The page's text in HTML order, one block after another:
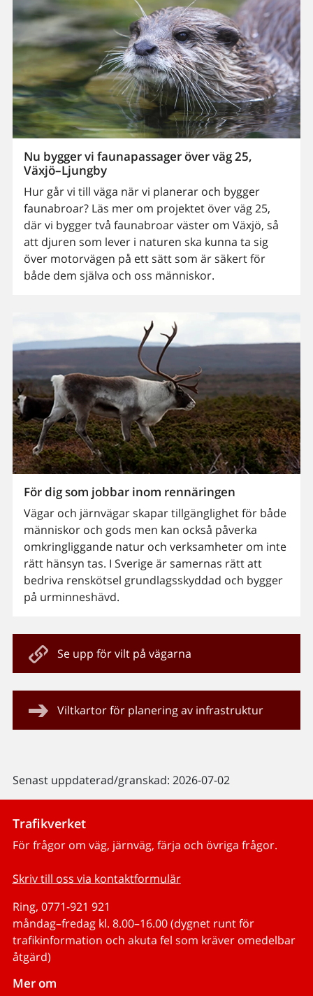
Nu bygger vi faunapassager över väg 25,
Växjö–Ljungby
Hur går vi till väga när vi planerar och bygger
faunabroar? Läs mer om projektet över väg 25,
där vi bygger två faunabroar väster om Växjö, så
att djuren som lever i naturen ska kunna ta sig
över motorvägen på ett sätt som är säkert för
både dem själva och oss människor.
För dig som jobbar inom rennäringen
Vägar och järnvägar skapar tillgänglighet för både
människor och gods men kan också påverka
omkringliggande natur och verksamheter om inte
rätt hänsyn tas. I Sverige är samernas rätt att
bedriva renskötsel grundlagsskyddad och bygger
på urminneshävd.
Se upp för vilt på vägarna
Viltkartor för planering av infrastruktur
Senast uppdaterad/granskad: 2026-07-02
Trafikverket
För frågor om väg, järnväg, färja och övriga frågor.
Skriv till oss via kontaktformulär
Ring, 0771-921 921
måndag–fredag kl. 8.00–16.00 (dygnet runt för
trafikinformation och akuta fel som kräver omedelbar
åtgärd)
Mer om